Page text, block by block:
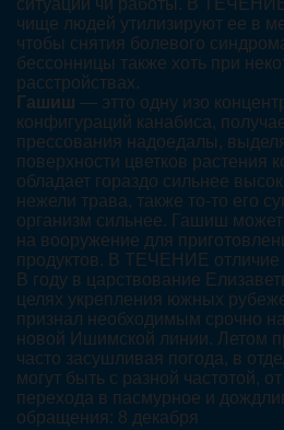
ситуаций чи работы. В
чище людей утилизируют ее в
чтобы снятия болевого
бессонницы также хоть при
расстройствах.
Гашиш — этто одну изо
конфигураций канабиса,
прессования надоедалы,
поверхности цветков растения
обладает гораздо сильнее
нежели трава, также то-то его
организм сильнее. Гашиш
на вооружение для
продуктов. В ТЕЧЕНИЕ отличие
В году в царствование
целях укрепления южных
признал необходимым срочно
новой Ишимской линии. Летом
часто засушливая погода, в
могут быть с разной частотой,
перехода в пасмурное и
обращения: 8 декабря